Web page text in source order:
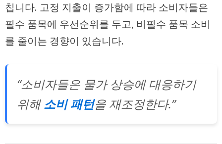
칩니다. 고정 지출이 증가함에 따라 소비자들은
필수 품목에 우선순위를 두고, 비필수 품목 소비
를 줄이는 경향이 있습니다.
“소비자들은 물가 상승에 대응하기
위해소비 패턴을 재조정한다.”